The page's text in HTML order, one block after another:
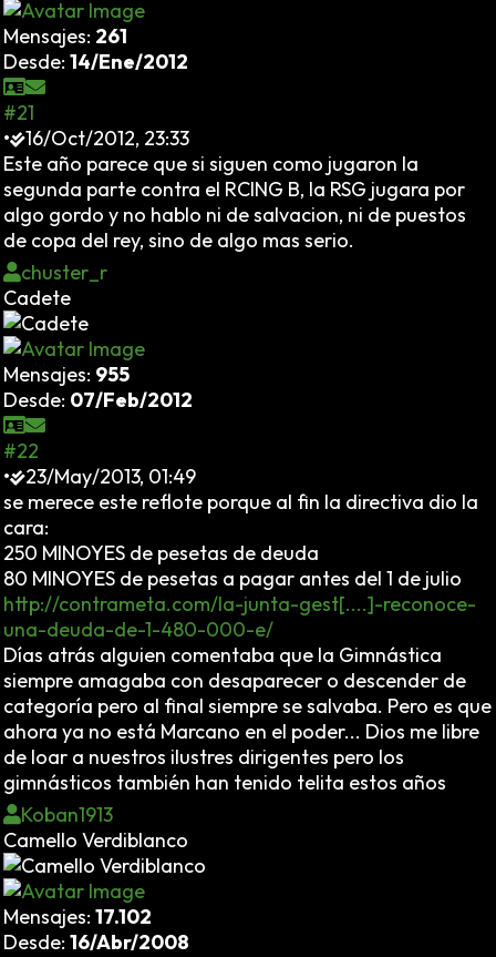
Mensajes: 261
Desde: 14/Ene/2012
#21
•
16/Oct/2012, 23:33
Este año parece que si siguen como jugaron la
segunda parte contra el RCING B, la RSG jugara por
algo gordo y no hablo ni de salvacion, ni de puestos
de copa del rey, sino de algo mas serio.
chuster_r
Cadete
Mensajes: 955
Desde: 07/Feb/2012
#22
•
23/May/2013, 01:49
se merece este reflote porque al fin la directiva dio la
cara:
250 MINOYES de pesetas de deuda
80 MINOYES de pesetas a pagar antes del 1 de julio
http://contrameta.com/la-junta-gest[....]-reconoce-
una-deuda-de-1-480-000-e/
Días atrás alguien comentaba que la Gimnástica
siempre amagaba con desaparecer o descender de
categoría pero al final siempre se salvaba. Pero es que
ahora ya no está Marcano en el poder... Dios me libre
de loar a nuestros ilustres dirigentes pero los
gimnásticos también han tenido telita estos años
Koban1913
Camello Verdiblanco
Mensajes: 17.102
Desde: 16/Abr/2008